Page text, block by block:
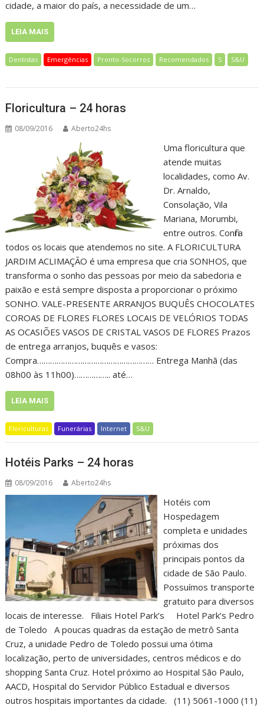
cidade, a maior do país, a necessidade de um…
LEIA MAIS
Dentistas Emergências Pronto-Socorros Recomendados S S&U
Floricultura – 24 horas
08/09/2016 Aberto24hs
Uma floricultura que
atende muitas
localidades, como Av.
Dr. Arnaldo,
Consolação, Vila
Mariana, Morumbi,
entre outros. Confira
todos os locais que atendemos no site. A FLORICULTURA
JARDIM ACLIMAÇÃO é uma empresa que cria SONHOS, que
transforma o sonho das pessoas por meio da sabedoria e
paixão e está sempre disposta a proporcionar o próximo
SONHO. VALE-PRESENTE ARRANJOS BUQUÊS CHOCOLATES
COROAS DE FLORES FLORES LOCAIS DE VELÓRIOS TODAS
AS OCASIÕES VASOS DE CRISTAL VASOS DE FLORES Prazos
de entrega arranjos, buquês e vasos:
Compra……………………………………………… Entrega Manhã (das
08h00 às 11h00)…………….. até…
LEIA MAIS
Floriculturas Funerárias Internet S&U
Hotéis Parks – 24 horas
08/09/2016 Aberto24hs
Hotéis com
Hospedagem
completa e unidades
próximas dos
principais pontos da
cidade de São Paulo.
Possuímos transporte
gratuito para diversos
locais de interesse. Filiais Hotel Park’s Hotel Park’s Pedro
de Toledo A poucas quadras da estação de metrô Santa
Cruz, a unidade Pedro de Toledo possui uma ótima
localização, perto de universidades, centros médicos e do
shopping Santa Cruz. Hotel próximo ao Hospital São Paulo,
AACD, Hospital do Servidor Público Estadual e diversos
outros hospitais importantes da cidade. (11) 5061-1000 (11)